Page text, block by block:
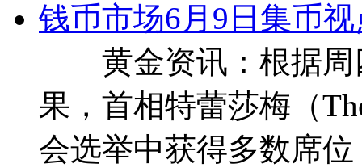
钱币市场6月9日集币视
黄金资讯：根据周
果，首相特蕾莎梅（
会选举中获得多数席